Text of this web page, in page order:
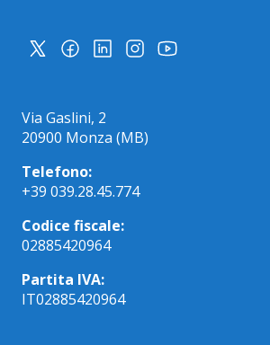
Via Gaslini, 2
20900 Monza (MB)
Telefono:
+39 039.28.45.774
Codice fiscale:
02885420964
Partita IVA:
IT02885420964